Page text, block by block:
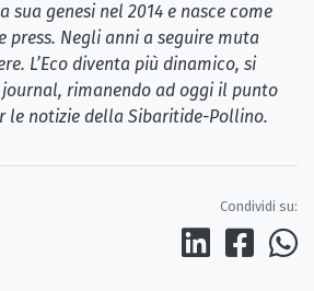
sua genesi nel 2014 e nasce come
press. Negli anni a seguire muta
L’Eco diventa più dinamico, si
rimanendo ad oggi il punto
le notizie della Sibaritide-Pollino.
Condividi su: